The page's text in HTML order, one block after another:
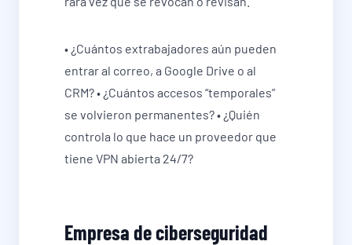
• ¿Cuántos extrabajadores aún pueden
entrar al correo, a Google Drive o al
CRM? • ¿Cuántos accesos “temporales”
se volvieron permanentes? • ¿Quién
controla lo que hace un proveedor que
tiene VPN abierta 24/7?
Empresa de ciberseguridad